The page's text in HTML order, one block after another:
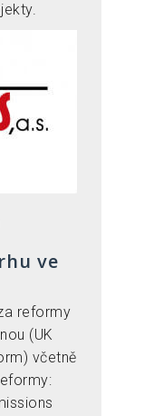
ve
reformy
(UK
včetně